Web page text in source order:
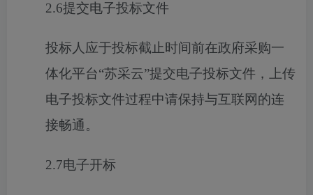
2.6提交电子投标文件
投标人应于投标截止时间前在政府采购一
体化平台“苏采云”提交电子投标文件，上传
电子投标文件过程中请保持与互联网的连
接畅通。
2.7电子开标